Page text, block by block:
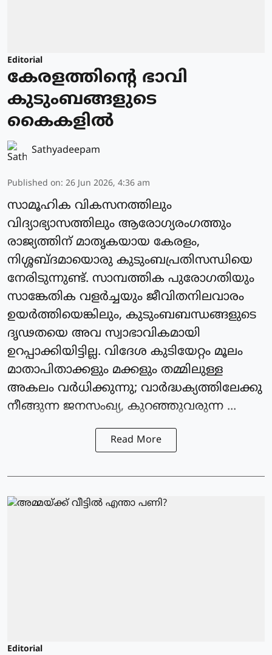
Editorial
കേരളത്തിന്റെ ഭാവി
കുടുംബങ്ങളുടെ
കൈകളിൽ
Sathyadeepam
Published on: 26 Jun 2026, 4:36 am
സാമൂഹിക വികസനത്തിലും
വിദ്യാഭ്യാസത്തിലും ആരോഗ്യരംഗത്തും
രാജ്യത്തിന് മാതൃകയായ കേരളം,
നിശ്ശബ്ദമായൊരു കുടുംബപ്രതിസന്ധിയെ
നേരിടുന്നുണ്ട്. സാമ്പത്തിക പുരോഗതിയും
സാങ്കേതിക വളർച്ചയും ജീവിതനിലവാരം
ഉയർത്തിയെങ്കിലും, കുടുംബബന്ധങ്ങളുടെ
ദൃഢതയെ അവ സ്വാഭാവികമായി
ഉറപ്പാക്കിയിട്ടില്ല. വിദേശ കുടിയേറ്റം മൂലം
മാതാപിതാക്കളും മക്കളും തമ്മിലുള്ള
അകലം വർധിക്കുന്നു; വാർദ്ധക്യത്തിലേക്കു
നീങ്ങുന്ന ജനസംഖ്യ, കുറഞ്ഞുവരുന്ന ...
Read More
Editorial